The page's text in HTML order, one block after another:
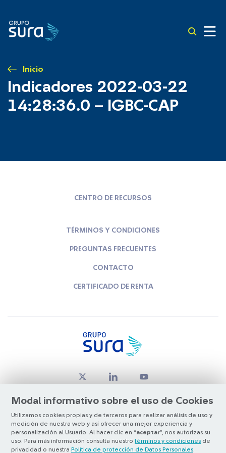
Inicio
Indicadores 2022-03-22
14:28:36.0 – IGBC-CAP
Modal informativo sobre el uso de Cookies
Utilizamos cookies propias y de terceros para realizar análisis de uso y
medición de nuestra web y así ofrecer una mejor experiencia y
personalización al Usuario. Al hacer clic en “aceptar”, nos autorizas su
uso. Para más información consulta nuestro términos y condiciones de
privacidad o nuestra Política de protección de Datos Personales
CENTRO DE RECURSOS
TÉRMINOS Y CONDICIONES
PREGUNTAS FRECUENTES
CONTACTO
CERTIFICADO DE RENTA
© Copyright Grupo SURA 2026